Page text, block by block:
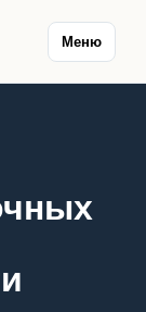
Меню